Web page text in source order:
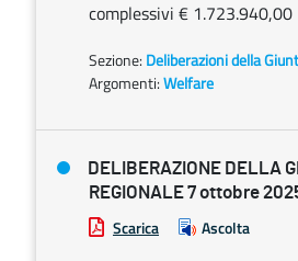
complessivi € 1.723.940,00
Sezione: Deliberazioni della
Argomenti:Welfare
DELIBERAZIONE DELLA
REGIONALE 7 ottobre
Scarica Ascolta